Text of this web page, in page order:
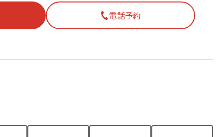
電話予約